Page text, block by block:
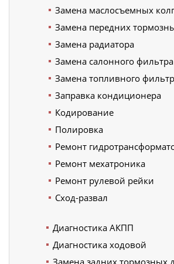
Замена маслосъемных
Замена передних
Замена радиатора
Замена салонного фильтра
Замена топливного
Заправка кондиционера
Кодирование
Полировка
Ремонт
Ремонт мехатроника
Ремонт рулевой рейки
Сход-развал
Диагностика АКПП
Диагностика ходовой
Замена задних тормозных